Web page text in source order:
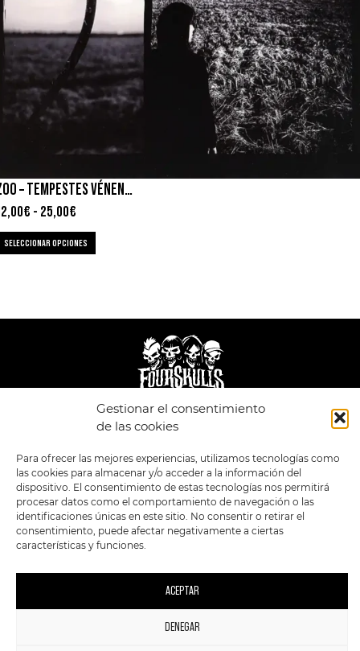
Gestionar el consentimiento
de las cookies
Para ofrecer las mejores experiencias, utilizamos tecnologías como
las cookies para almacenar y/o acceder a la información del
dispositivo. El consentimiento de estas tecnologías nos permitirá
procesar datos como el comportamiento de navegación o las
identificaciones únicas en este sitio. No consentir o retirar el
consentimiento, puede afectar negativamente a ciertas
características y funciones.
ACEPTAR
DENEGAR
ZOO – TEMPESTES VÉNEN DEL SUD
€ - 25,00€
SELECCIONAR OPCIONES
POLÍTICA DE
PRIVACIDAD
TÉRMINOS Y
CONDICIONES
GENERALES DE LA
POLÍTICA DE COOKIES
TIENDA
FORMATOS
PREVENTAS
OFERTAS
MERCHANDISING
FOUR SKULLS